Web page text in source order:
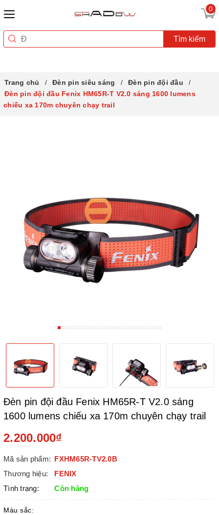
0
Tìm kiếm
Trang chủ Đèn pin siêu sáng
Đèn pin đội đầu
Đèn pin đội đầu Fenix HM65R-T V2.0 sáng 1600 lumens
chiếu xa 170m chuyên chạy trail
Đèn pin đội đầu Fenix HM65R-T V2.0 sáng
1600 lumens chiếu xa 170m chuyên chạy trail
2.200.000₫
Mã sản phẩm: FXHM65R-TV2.0B
Thương hiệu:
FENIX
Tình trạng:
Còn hàng
Màu sắc: